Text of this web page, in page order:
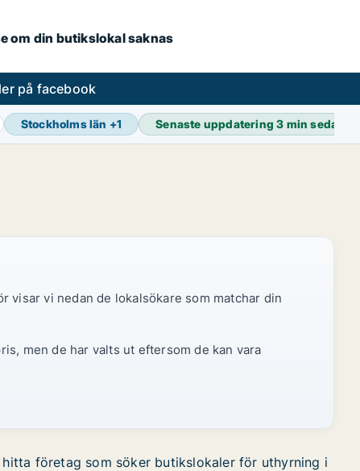
om din butikslokal saknas
på facebook
Stockholms län +1 Senaste uppdatering3 min sedan
visar vi nedan de lokalsökare som matchar din
men de har valts ut eftersom de kan vara
företag som söker butikslokaler för uthyrning i